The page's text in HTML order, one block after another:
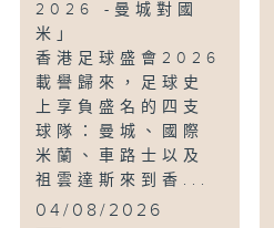
2026 -曼城對國
米」
香港足球盛會2026
載譽歸來，足球史
上享負盛名的四支
球隊：曼城、國際
米蘭、車路士以及
祖雲達斯來到香...
04/08/2026